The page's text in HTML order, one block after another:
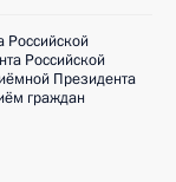
Российской
Российской
Президента
граждан